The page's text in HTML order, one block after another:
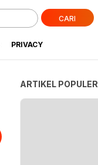
CARI
PRIVACY
ARTIKEL POPULER